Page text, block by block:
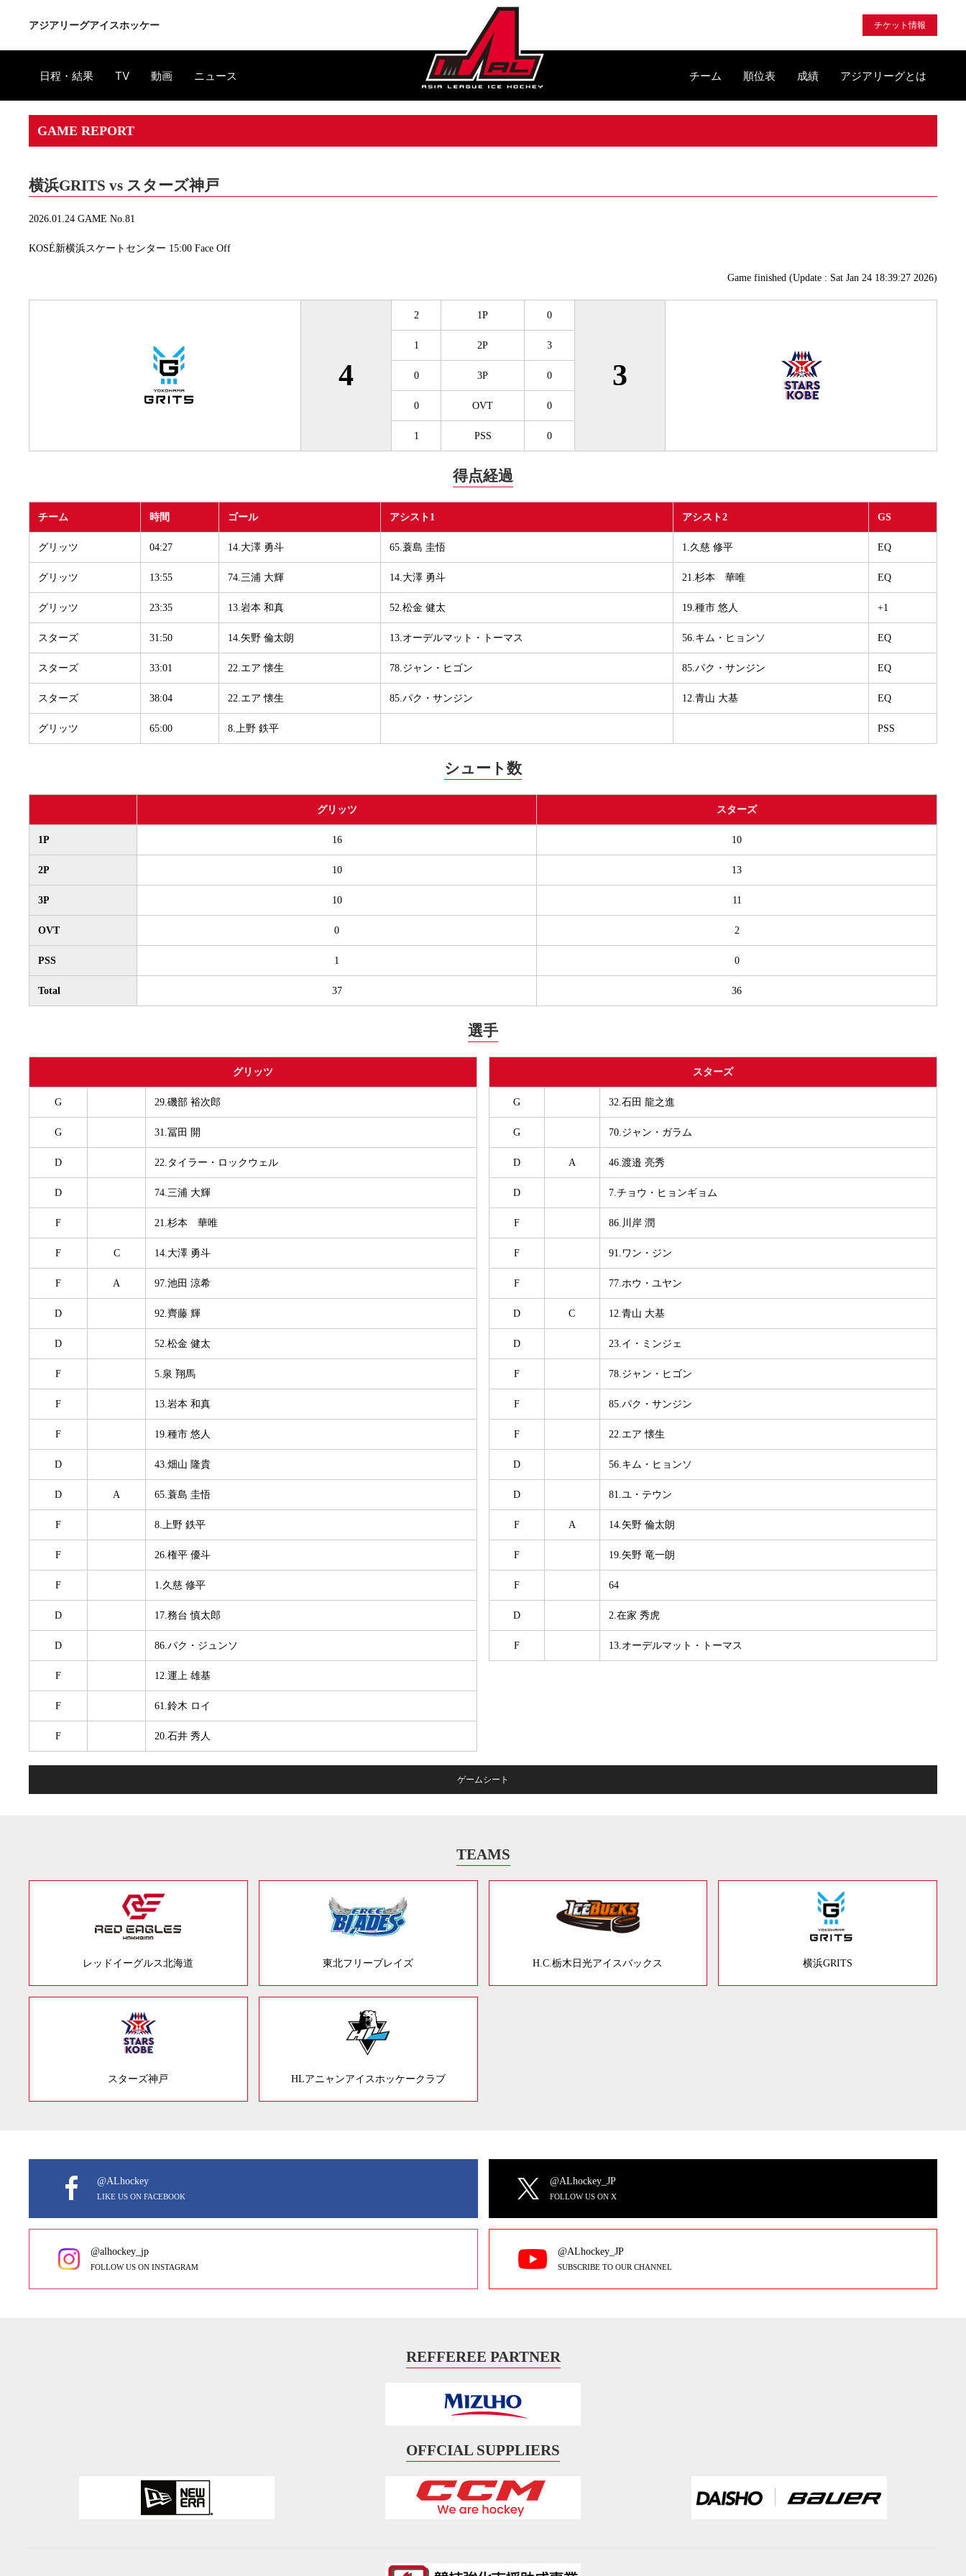
アジアリーグアイスホッケー チケット情報
日程・結果 TV 動画 ニュース チーム 順位表 成績 アジアリーグとは
GAME REPORT
横浜GRITS vs スターズ神戸
2026.01.24 GAME No.81
KOSÉ新横浜スケートセンター 15:00 Face Off
Game finished (Update : Sat Jan 24 18:39:27 2026)
4
2 1P 0
3
1 2P 3
0 3P 0
0 OVT 0
1 PSS 0
得点経過
チーム 時間 ゴール アシスト1 アシスト2 GS
グリッツ 04:27 14.大澤 勇斗 65.蓑島 圭悟 1.久慈 修平 EQ
グリッツ 13:55 74.三浦 大輝 14.大澤 勇斗 21.杉本 華唯 EQ
グリッツ 23:35 13.岩本 和真 52.松金 健太 19.種市 悠人 +1
スターズ 31:50 14.矢野 倫太朗 13.オーデルマット・トーマス 56.キム・ヒョンソ EQ
スターズ 33:01 22.エア 懐生 78.ジャン・ヒゴン 85.パク・サンジン EQ
スターズ 38:04 22.エア 懐生 85.パク・サンジン 12.青山 大基 EQ
グリッツ 65:00 8.上野 鉄平 PSS
シュート数
グリッツ スターズ
1P 16 10
2P 10 13
3P 10 11
OVT 0 2
PSS 1 0
Total 37 36
選手
グリッツ
G 29.磯部 裕次郎
G 31.冨田 開
D 22.タイラー・ロックウェル
D 74.三浦 大輝
F 21.杉本 華唯
F C 14.大澤 勇斗
F A 97.池田 涼希
D 92.齊藤 輝
D 52.松金 健太
F 5.泉 翔馬
F 13.岩本 和真
F 19.種市 悠人
D 43.畑山 隆貴
D A 65.蓑島 圭悟
F 8.上野 鉄平
F 26.権平 優斗
F 1.久慈 修平
D 17.務台 慎太郎
D 86.パク・ジュンソ
F 12.運上 雄基
F 61.鈴木 ロイ
F 20.石井 秀人
スターズ
G 32.石田 龍之進
G 70.ジャン・ガラム
D A 46.渡邉 亮秀
D 7.チョウ・ヒョンギョム
F 86.川岸 潤
F 91.ワン・ジン
F 77.ホウ・ユヤン
D C 12.青山 大基
D 23.イ・ミンジェ
F 78.ジャン・ヒゴン
F 85.パク・サンジン
F 22.エア 懐生
D 56.キム・ヒョンソ
D 81.ユ・テウン
F A 14.矢野 倫太朗
F 19.矢野 竜一朗
F 64
D 2.在家 秀虎
F 13.オーデルマット・トーマス
ゲームシート
TEAMS
レッドイーグルス北海道 東北フリーブレイズ H.C.栃木日光アイスバックス 横浜GRITS
スターズ神戸 HLアニャンアイスホッケークラブ
@ALhockey
LIKE US ON FACEBOOK
@ALhockey_JP
FOLLOW US ON X
@alhockey_jp
FOLLOW US ON INSTAGRAM
@ALhockey_JP
SUBSCRIBE TO OUR CHANNEL
REFFEREE PARTNER
OFFCIAL SUPPLIERS